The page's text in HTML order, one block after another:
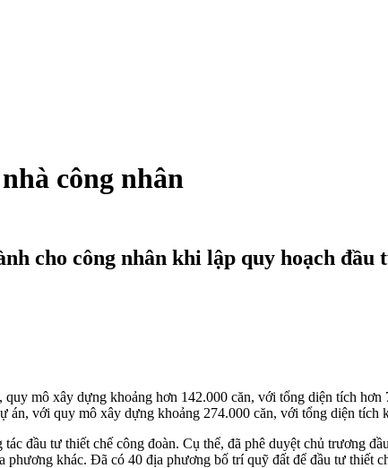
công nhân
cho công nhân khi lập quy hoạch đầu
mô xây dựng khoảng hơn 142.000 căn, với tổng diện tích
với quy mô xây dựng khoảng 274.000 căn, với tổng diện tích
đầu tư thiết chế công đoàn. Cụ thể, đã phê duyệt chủ trương
khác. Đã có 40 địa phương bố trí quỹ đất để đầu tư thiết